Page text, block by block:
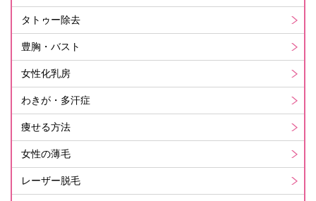
タトゥー除去
豊胸・バスト
女性化乳房
わきが・多汗症
痩せる方法
女性の薄毛
レーザー脱毛